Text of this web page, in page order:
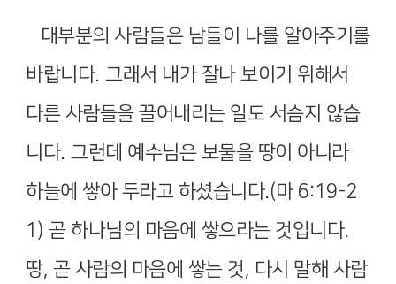
대부분의 사람들은 남들이 나를 알아주기를
바랍니다. 그래서 내가 잘나 보이기 위해서
다른 사람들을 끌어내리는 일도 서슴지 않습
니다. 그런데 예수님은 보물을 땅이 아니라
하늘에 쌓아 두라고 하셨습니다.(마 6:19-2
1) 곧 하나님의 마음에 쌓으라는 것입니다.
땅, 곧 사람의 마음에 쌓는 것, 다시 말해 사람